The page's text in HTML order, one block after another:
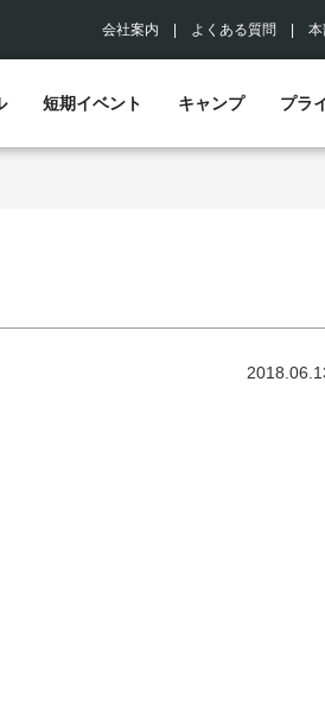
会社案内 よくある質問
短期イベント キャンプ プラ